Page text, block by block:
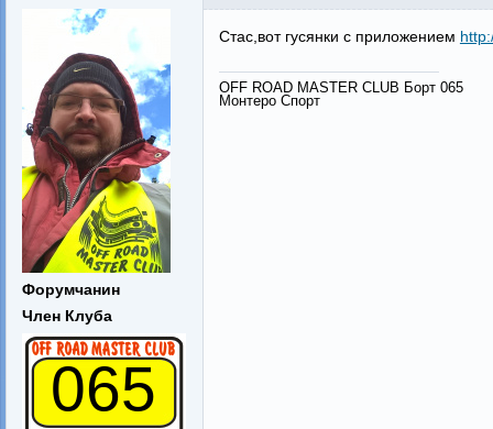
Форумчанин
Член Клуба
065
Стас,вот гусянки с приложением
OFF ROAD MASTER CLUB Борт 065
Монтеро Спорт